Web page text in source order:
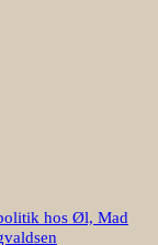
hos Øl, Mad